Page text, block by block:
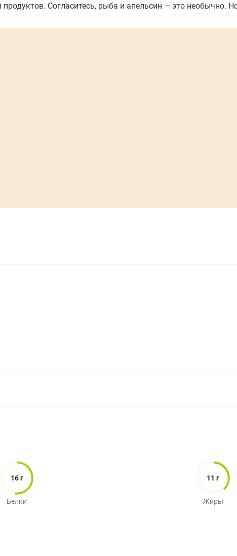
Согласитесь, рыба и апельсин — это необычно.
16 г
Белки
11 г
Жиры